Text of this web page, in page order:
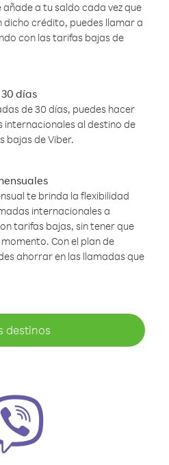
a tu saldo cada vez que
dicho crédito, puedes llamar a
con las tarifas bajas de
días
de 30 días, puedes hacer
al destino de
bajas de Viber.
te brinda la flexibilidad
internacionales a
tarifas bajas, sin tener que
Con el plan de
ahorrar en las llamadas que
destinos